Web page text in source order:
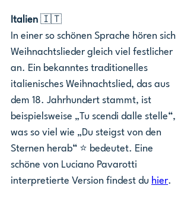
Italien 🇮🇹
In einer so schönen Sprache hören sich
Weihnachtslieder gleich viel festlicher
an. Ein bekanntes traditionelles
italienisches Weihnachtslied, das aus
dem 18. Jahrhundert stammt, ist
beispielsweise „Tu scendi dalle stelle“,
was so viel wie „Du steigst von den
Sternen herab“ ⭐ bedeutet. Eine
schöne von Luciano Pavarotti
interpretierte Version findest du hier.